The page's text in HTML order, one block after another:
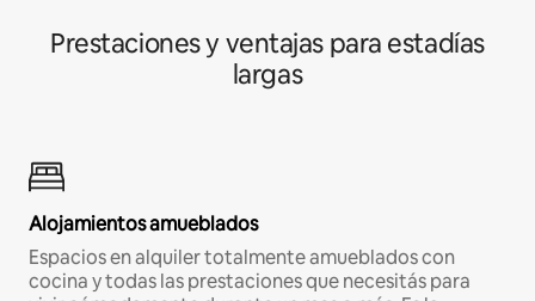
Prestaciones y ventajas para estadías
largas
Alojamientos amueblados
Espacios en alquiler totalmente amueblados con
cocina y todas las prestaciones que necesitás para